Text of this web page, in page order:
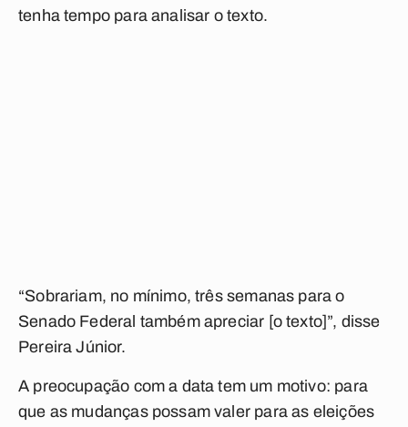
tenha tempo para analisar o texto.
“Sobrariam, no mínimo, três semanas para o
Senado Federal também apreciar [o texto]”, disse
Pereira Júnior.
A preocupação com a data tem um motivo: para
que as mudanças possam valer para as eleições